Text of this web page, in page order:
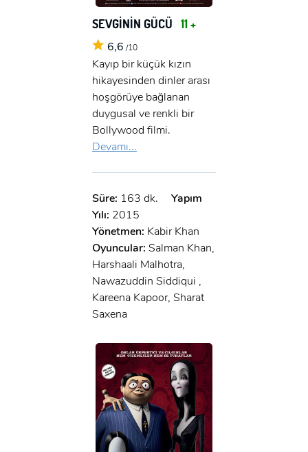
SEVGİNİN GÜCÜ 11 +
6,6 /10
Kayıp bir küçük kızın
hikayesinden dinler arası
hoşgörüye bağlanan
duygusal ve renkli bir
Bollywood filmi.
Devamı...
Süre: 163 dk.
Yapım
Yılı: 2015
Yönetmen: Kabir Khan
Oyuncular: Salman Khan,
Harshaali Malhotra,
Nawazuddin Siddiqui ,
Kareena Kapoor, Sharat
Saxena